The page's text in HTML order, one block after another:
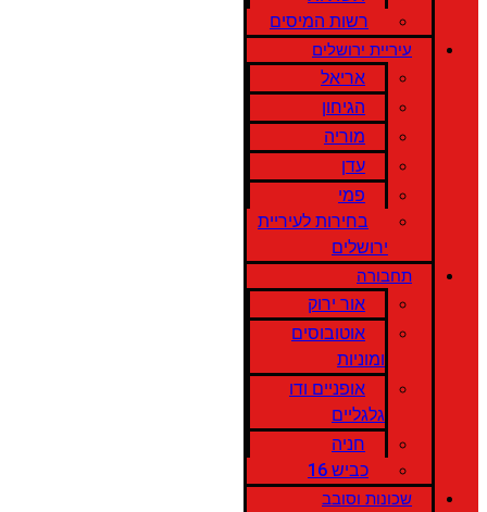
רשות המיסים
עיריית ירושלים
אריאל
הגיחון
מוריה
עדן
פמי
בחירות לעיריית
ירושלים
תחבורה
אור ירוק
אוטובוסים
ומוניות
אופניים ודו
גלגליים
חניה
כביש 16
שכונות וסובב